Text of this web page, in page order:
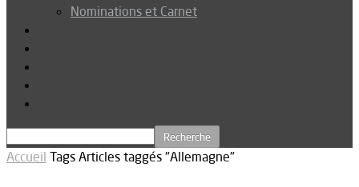
Nominations et Carnet
Accueil Tags Articles taggés "Allemagne"